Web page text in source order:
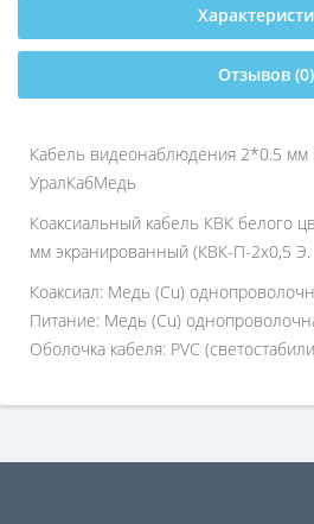
Отзывов (0)
Кабель видеонаблюдения 2*0.5 мм
УралКабМедь
Коаксиальный кабель КВК белого
мм экранированный (КВК-П-2х0,5 Э.
Коаксиал: Медь (Cu)
Питание: Медь (Cu)
Оболочка кабеля: PVC